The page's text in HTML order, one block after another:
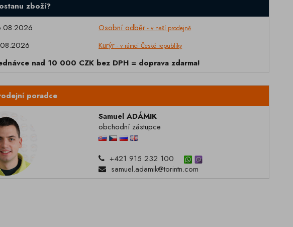
zboží?
Osobní odběr - v naší prodejně
Kurýr - v rámci České republiky
nad 10 000 CZK bez DPH = doprava zdarma!
poradce
Samuel ADÁMIK
obchodní zástupce
+421 915 232 100
samuel.adamik@torintn.com